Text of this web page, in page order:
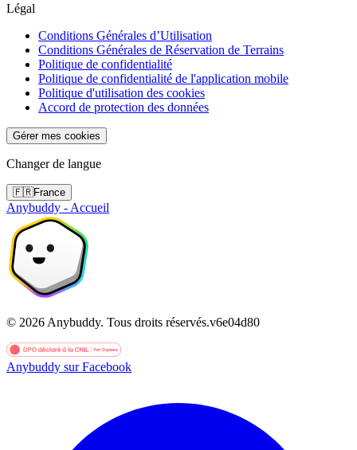
Légal
Conditions Générales d’Utilisation
Conditions Générales de Réservation de Terrains
Politique de confidentialité
Politique de confidentialité de l'application mobile
Politique d'utilisation des cookies
Accord de protection des données
Gérer mes cookies
Changer de langue
🇫🇷France
Anybuddy - Accueil
© 2026 Anybuddy. Tous droits réservés.v6e04d80
Anybuddy sur Facebook